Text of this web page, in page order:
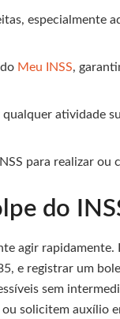
especialmente
Meu INSS,
atividade
para realizar ou
do
agir rapidamente.
e registrar um
sem
solicitem auxílio